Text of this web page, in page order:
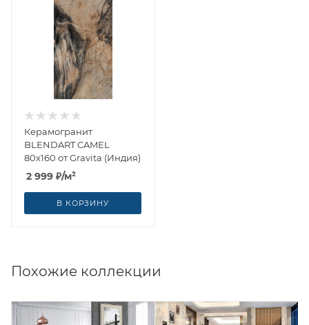
Керамогранит
BLENDART CAMEL
80x160 от Gravita (Индия)
2 999 ₽/м²
В КОРЗИНУ
Похожие коллекции